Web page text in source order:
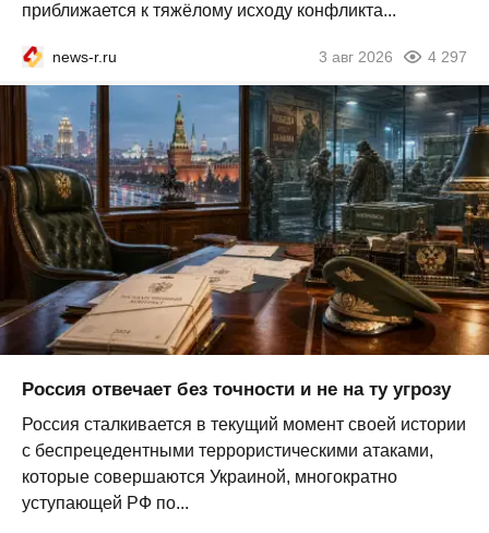
приближается к тяжёлому исходу конфликта...
news-r.ru 3 авг 2026 4 297
Россия отвечает без точности и не на ту угрозу
Россия сталкивается в текущий момент своей истории
с беспрецедентными террористическими атаками,
которые совершаются Украиной, многократно
уступающей РФ по...